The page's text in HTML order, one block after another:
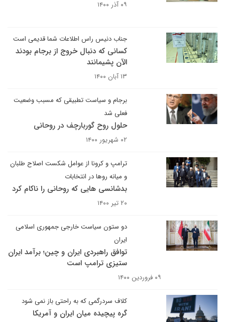
۰۹ آذر ۱۴۰۰
جناب دنیس راس اطلاعات شما قدیمی است
کسانی که دنبال خروج از برجام بودند
الآن پشیمانند
۱۳ آبان ۱۴۰۰
برجام و سیاست تطبیقی که مسبب وضعیت
فعلی شد
حلول روح گوربارچف در روحانی
۰۲ شهریور ۱۴۰۰
ترامپ و کرونا از عوامل شکست اصلاح طلبان
و میانه روها در انتخابات
بدشانسی هایی که روحانی را ناکام کرد
۲۰ تیر ۱۴۰۰
دو ستون سیاست خارجی جمهوری اسلامی
ایران
توافق راهبردی ایران و چین؛ برآمد ایران
ستیزی ترامپ است
۰۹ فروردین ۱۴۰۰
کلاف سردرگمی که به راحتی باز نمی شود
گره پیچیده میان ایران و آمریکا